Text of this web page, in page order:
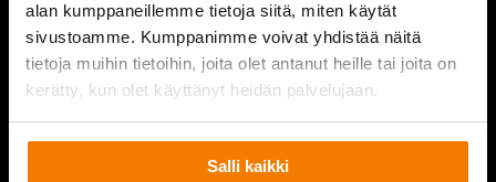
alan kumppaneillemme tietoja siitä, miten käytät
sivustoamme. Kumppanimme voivat yhdistää näitä
tietoja muihin tietoihin, joita olet antanut heille tai joita on
kerätty, kun olet käyttänyt heidän palvelujaan.
Salli kaikki
PURKUPIHA